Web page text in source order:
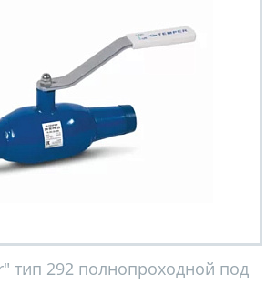
тип 292 полнопроходной под